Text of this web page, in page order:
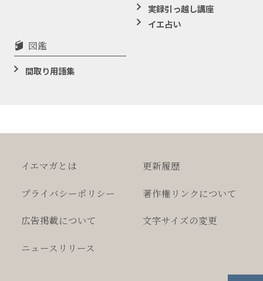
実録引っ越し講座
イエ占い
図鑑
間取り用語集
イエマガとは 更新履歴
プライバシーポリシー 著作権 リンクについて
広告掲載について 文字サイズの変更
ニュースリリース